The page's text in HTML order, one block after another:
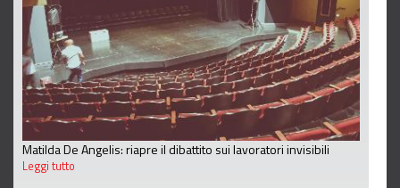
Matilda De Angelis: riapre il dibattito sui lavoratori invisibili
Leggi tutto